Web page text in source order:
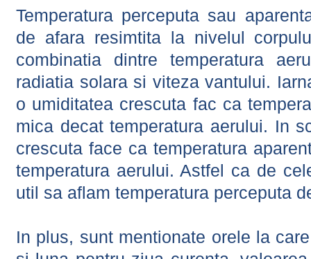
Temperatura perceputa sau
de afara resimtita la nivelul
combinatia dintre temperatura
radiatia solara si viteza vantului.
o umiditatea crescuta fac ca
mica decat temperatura aerului. In
crescuta face ca temperatura
temperatura aerului. Astfel ca de
util sa aflam temperatura perceputa
In plus, sunt mentionate orele la